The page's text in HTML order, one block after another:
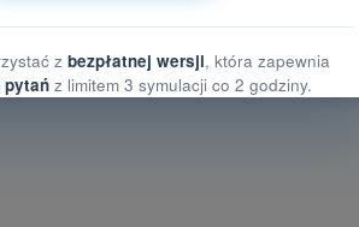
z bezpłatnej wersji, która zapewnia
pytań z limitem 3 symulacji co 2 godziny.